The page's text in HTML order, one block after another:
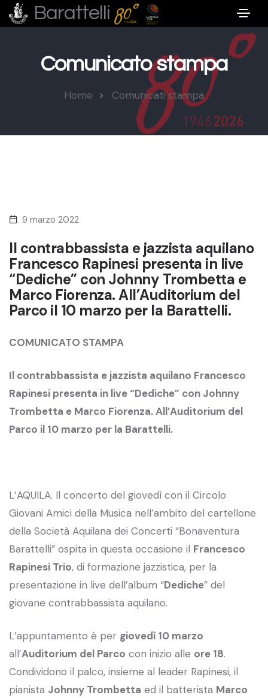
Barattelli
Comunicato stampa
Home Comunicati stampa
9 marzo 2022
Il contrabbassista e jazzista aquilano
Francesco Rapinesi presenta in live
“Dediche” con Johnny Trombetta e
Marco Fiorenza. All’Auditorium del
Parco il 10 marzo per la Barattelli.
COMUNICATO STAMPA
Il contrabbassista e jazzista aquilano Francesco
Rapinesi presenta in live “Dediche” con Johnny
Trombetta e Marco Fiorenza. All’Auditorium del
Parco il 10 marzo per la Barattelli.
L’AQUILA. Il concerto del giovedì con il Circolo
Giovani Amici della Musica nell’ambito del cartellone
della Società Aquilana dei Concerti “Bonaventura
Barattelli” ospita in questa occasione il Francesco
Rapinesi Trio, di formazione jazzistica, per la
presentazione in live dell’album “Dediche” del
giovane contrabbassista aquilano.
L’appuntamento è per giovedì 10 marzo
all’Auditorium del Parco con inizio alle ore 18.
Condividono il palco, insieme al leader Rapinesi, il
pianista Johnny Trombetta ed il batterista Marco